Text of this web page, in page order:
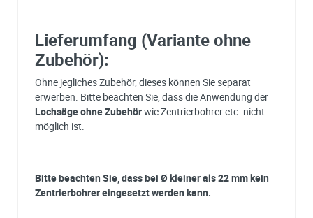
Lieferumfang (Variante ohne
Zubehör):
Ohne jegliches Zubehör, dieses können Sie separat
erwerben. Bitte beachten Sie, dass die Anwendung der
Lochsäge ohne Zubehörwie Zentrierbohrer etc. nicht
möglich ist.
Bitte beachten Sie, dass bei Ø kleiner als 22 mm kein
Zentrierbohrer eingesetzt werden kann.